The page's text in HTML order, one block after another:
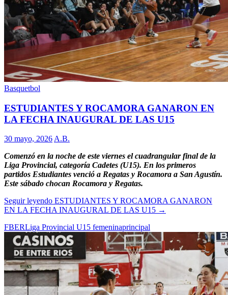
Basquetbol
ESTUDIANTES Y ROCAMORA GANARON EN
LA FECHA INAUGURAL DE LAS U15
30 mayo, 2026A.B.
Comenzó en la noche de este viernes el cuadrangular final de la
Liga Provincial, categoría Cadetes (U15). En los primeros
partidos Estudiantes venció a Regatas y Rocamora a San Agustín.
Este sábado chocan Rocamora y Regatas.
Seguir leyendo ESTUDIANTES Y ROCAMORA GANARON
EN LA FECHA INAUGURAL DE LAS U15 →
FBERLiga Provincial U15 femeninaprincipal